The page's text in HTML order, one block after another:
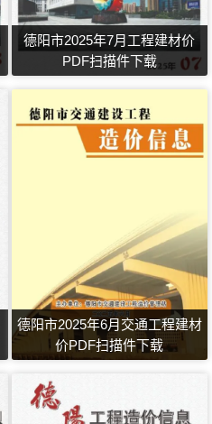
德阳市2025年7月工程建材价
PDF扫描件下载
德阳市2025年6月交通工程建材
价PDF扫描件下载